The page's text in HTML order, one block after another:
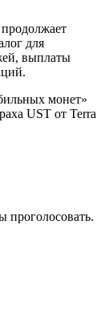
для
выплаты
монет»
UST от Terra
проголосовать.